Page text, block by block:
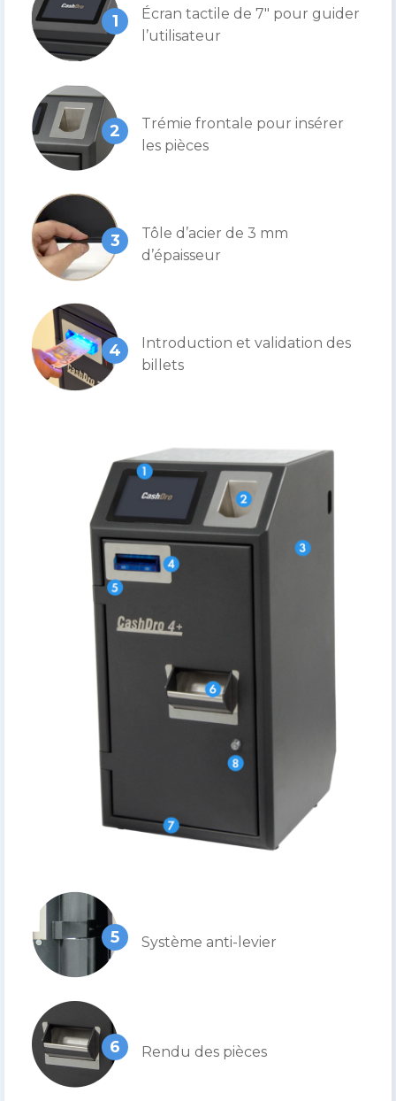
1
Écran tactile de 7″ pour guider
l’utilisateur
2
Trémie frontale pour insérer
les pièces
3
Tôle d’acier de 3 mm
d’épaisseur
4
Introduction et validation des
billets
5 Système anti-levier
6 Rendu des pièces